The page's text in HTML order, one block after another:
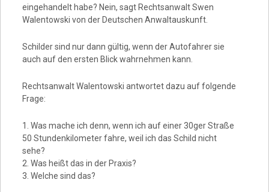
eingehandelt habe? Nein, sagt Rechtsanwalt Swen
Walentowski von der Deutschen Anwaltauskunft.
Schilder sind nur dann gültig, wenn der Autofahrer sie
auch auf den ersten Blick wahrnehmen kann.
Rechtsanwalt Walentowski antwortet dazu auf folgende
Frage:
1. Was mache ich denn, wenn ich auf einer 30ger Straße
50 Stundenkilometer fahre, weil ich das Schild nicht
sehe?
2. Was heißt das in der Praxis?
3. Welche sind das?